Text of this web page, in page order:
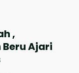
,
Ajari